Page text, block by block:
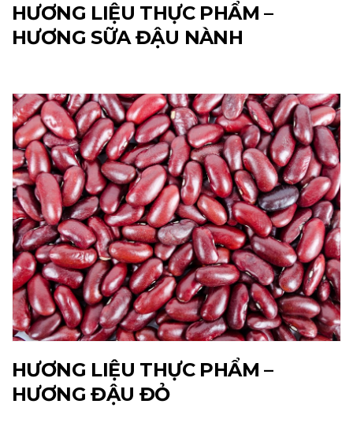
HƯƠNG LIỆU THỰC PHẨM –
HƯƠNG SỮA ĐẬU NÀNH
HƯƠNG LIỆU THỰC PHẨM –
HƯƠNG ĐẬU ĐỎ